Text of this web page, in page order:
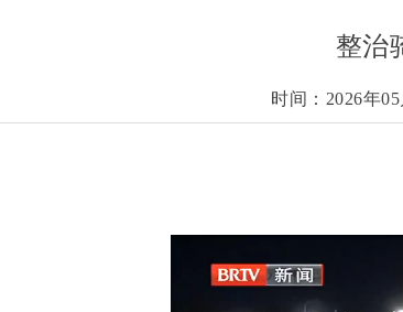
整治
时间：2026年05